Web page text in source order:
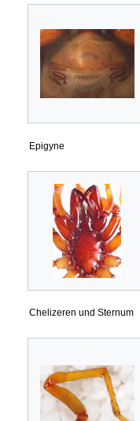
Epigyne
Chelizeren und Sternum